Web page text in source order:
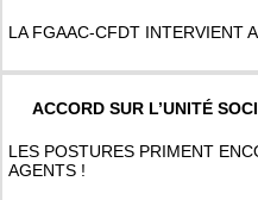
LA FGAAC-CFDT INTERVIENT
ACCORD SUR L’UNITÉ
LES POSTURES PRIMENT
AGENTS !